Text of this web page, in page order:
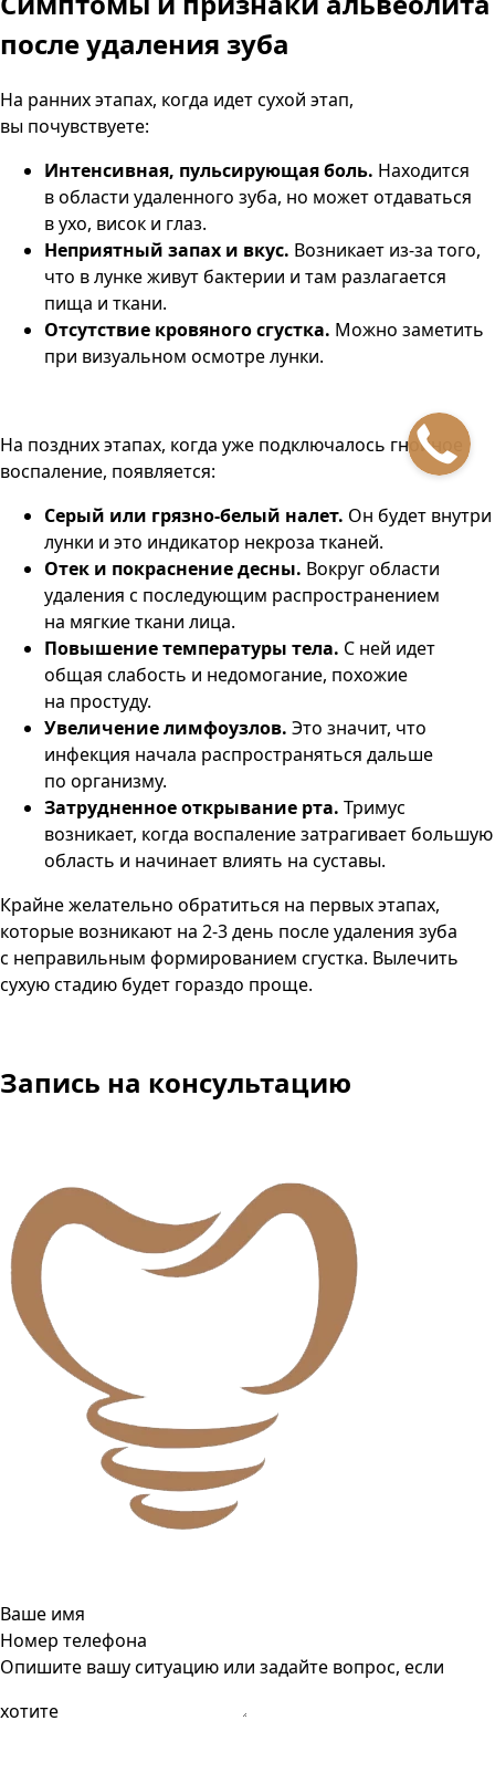
после удаления зуба
На ранних этапах, когда идет сухой этап,
вы почувствуете:
Интенсивная, пульсирующая боль. Находится
в области удаленного зуба, но может отдаваться
в ухо, висок и глаз.
Неприятный запах и вкус. Возникает из-за того,
что в лунке живут бактерии и там разлагается
пища и ткани.
Отсутствие кровяного сгустка. Можно заметить
при визуальном осмотре лунки.
На поздних этапах, когда уже подключалось гнойное
воспаление, появляется:
Серый или грязно-белый налет. Он будет внутри
лунки и это индикатор некроза тканей.
Отек и покраснение десны. Вокруг области
удаления с последующим распространением
на мягкие ткани лица.
Повышение температуры тела. С ней идет
общая слабость и недомогание, похожие
на простуду.
Увеличение лимфоузлов. Это значит, что
инфекция начала распространяться дальше
по организму.
Затрудненное открывание рта. Тримус
возникает, когда воспаление затрагивает большую
область и начинает влиять на суставы.
Крайне желательно обратиться на первых этапах,
которые возникают на 2-3 день после удаления зуба
с неправильным формированием сгустка. Вылечить
сухую стадию будет гораздо проще.
Запись на консультацию
Ваше имя
Номер телефона
Опишите вашу ситуацию или задайте вопрос, если
хотите